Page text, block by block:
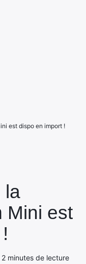
la
Mini est
minutes de lecture
est dispo en import !